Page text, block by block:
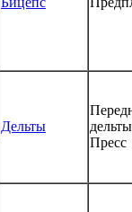
Дельты
Пресс